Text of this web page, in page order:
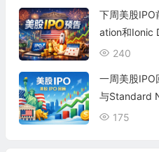
下周美股IPO
ation和Ionic
240
一周美股IPO
与Standard
175